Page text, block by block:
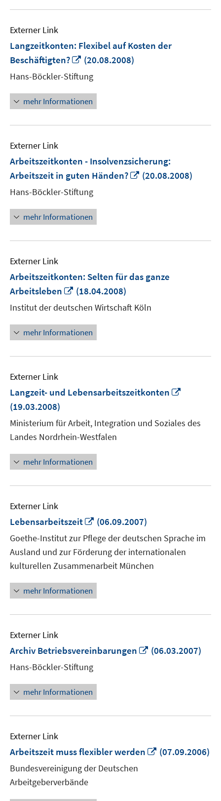
Externer Link
Langzeitkonten: Flexibel auf Kosten der
Beschäftigten?
In
Fenster
öffnen
(20.08.2008)
Hans-Böckler-Stiftung
mehr Informationen
Externer Link
Arbeitszeitkonten - Insolvenzsicherung:
Arbeitszeit in guten Händen?
In
(20.08.2008)
Hans-Böckler-Stiftung
mehr Informationen
Externer Link
Arbeitszeitkonten: Selten für das ganze
Arbeitsleben
In
neuem
Fenster
öffnen
(18.04.2008)
Institut der deutschen Wirtschaft Köln
mehr Informationen
Externer Link
Langzeit- und Lebensarbeitszeitkonten
öffnen
(19.03.2008)
Ministerium für Arbeit, Integration und Soziales des
Landes Nordrhein-Westfalen
mehr Informationen
Externer Link
Lebensarbeitszeit
In
neuem
Fenster
öffnen
(06.09.2007)
Goethe-Institut zur Pflege der deutschen Sprache im
Ausland und zur Förderung der internationalen
kulturellen Zusammenarbeit München
mehr Informationen
Externer Link
Archiv Betriebsvereinbarungen
In
(06.03.2007)
Hans-Böckler-Stiftung
mehr Informationen
Externer Link
Arbeitszeit muss flexibler werden
In
(07.09.2006)
Bundesvereinigung der Deutschen
Arbeitgeberverbände